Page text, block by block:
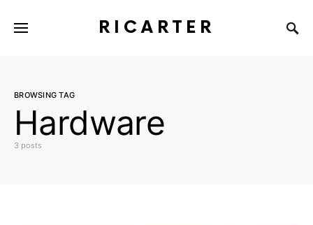
RICARTER
BROWSING TAG
Hardware
3 posts